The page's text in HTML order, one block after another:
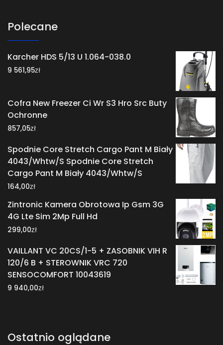
Polecane
Karcher HDS 5/13 U 1.064-038.0
9 561,95zł
Cofra New Freezer Ci Wr S3 Hro Src Buty
Ochronne
857,05zł
Spodnie Core Stretch Cargo Pant M Biały
4043/Whtw/S Spodnie Core Stretch
Cargo Pant M Biały 4043/Whtw/S
164,00zł
Zintronic Kamera Obrotowa Ip Gsm 3G
4G Lte Sim 2Mp Full Hd
299,00zł
VAILLANT VC 20CS/1-5 + ZASOBNIK VIH R
120/6 B + STEROWNIK VRC 720
SENSOCOMFORT 10043619
9 940,00zł
Ostatnio oglądane